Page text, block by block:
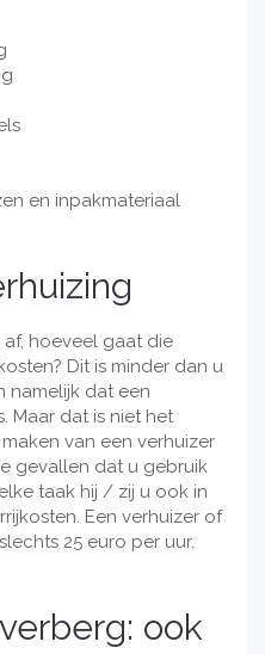
en inpakmateriaal
hoeveel gaat die
Dit is minder dan u
namelijk dat een
Maar dat is niet het
van een verhuizer
gevallen dat u gebruik
taak hij / zij u ook in
Een verhuizer of
25 euro per uur.
ook